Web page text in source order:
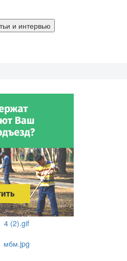
и интервью